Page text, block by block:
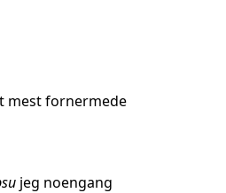
mest fornermede
jeg noengang